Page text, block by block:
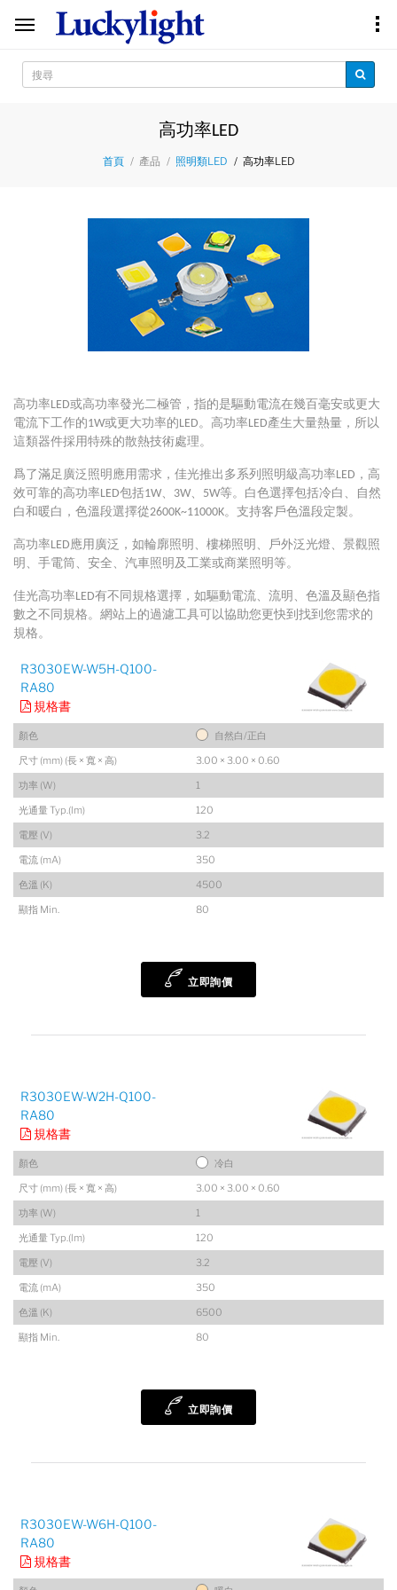
高功率LED
首頁 產品 照明類LED 高功率LED
高功率LED或高功率發光二極管，指的是驅動電流在幾百毫安或更大
電流下工作的1W或更大功率的LED。高功率LED產生大量熱量，所以
這類器件採用特殊的散熱技術處理。
爲了滿足廣泛照明應用需求，佳光推出多系列照明級高功率LED，高
效可靠的高功率LED包括1W、3W、5W等。白色選擇包括冷白、自然
白和暖白，色溫段選擇從2600K~11000K。支持客戶色溫段定製。
高功率LED應用廣泛，如輪廓照明、樓梯照明、戶外泛光燈、景觀照
明、手電筒、安全、汽車照明及工業或商業照明等。
佳光高功率LED有不同規格選擇，如驅動電流、流明、色溫及顯色指
數之不同規格。網站上的過濾工具可以協助您更快到找到您需求的
規格。
R3030EW-W5H-Q100-
RA80
規格書
顏色
自然白/正白
尺寸 (mm) (長 × 寬 × 高)
3.00 × 3.00 × 0.60
功率 (W)
1
光通量 Typ.(lm)
120
電壓 (V)
3.2
電流 (mA)
350
色溫 (K)
4500
顯指 Min.
80
立即詢價
R3030EW-W2H-Q100-
RA80
規格書
顏色
冷白
尺寸 (mm) (長 × 寬 × 高)
3.00 × 3.00 × 0.60
功率 (W)
1
光通量 Typ.(lm)
120
電壓 (V)
3.2
電流 (mA)
350
色溫 (K)
6500
顯指 Min.
80
立即詢價
R3030EW-W6H-Q100-
RA80
規格書